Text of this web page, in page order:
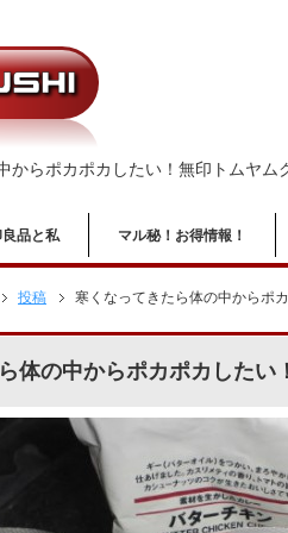
からポカポカしたい！無印トムヤム
品と私 マル秘！お得情報！
投稿 寒くなってきたら体の中からポ
体の中からポカポカしたい